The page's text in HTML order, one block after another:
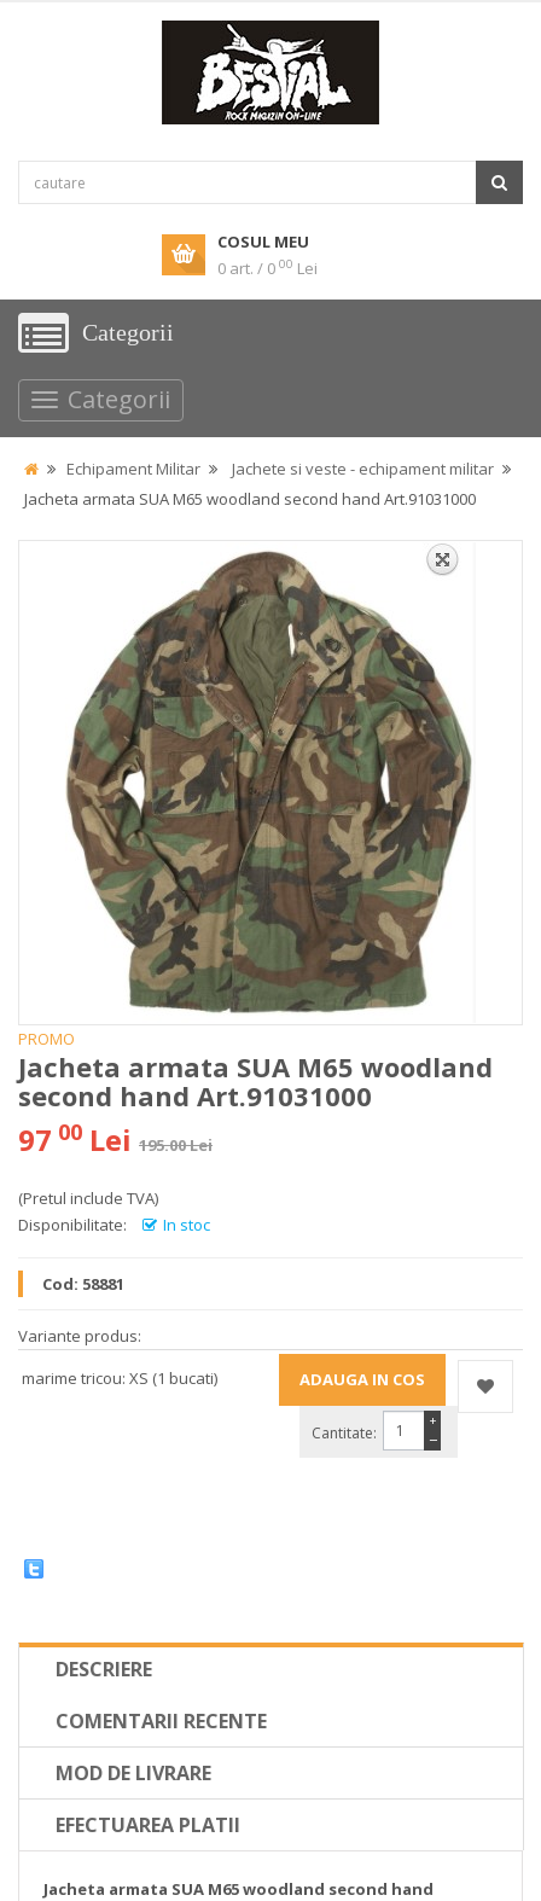
COSUL MEU
0 art. / 0 00 Lei
Categorii
Categorii
Echipament Militar
Jachete si veste - echipament militar
Jacheta armata SUA M65 woodland second hand Art.91031000
PROMO
Jacheta armata SUA M65 woodland
second hand Art.91031000
97 00 Lei 195.00 Lei
(Pretul include TVA)
Disponibilitate:
In stoc
Cod: 58881
Variante produs:
marime tricou: XS (1 bucati)
Cantitate: −
+
DESCRIERE
COMENTARII RECENTE
MOD DE LIVRARE
EFECTUAREA PLATII
Jacheta armata SUA M65 woodland second hand